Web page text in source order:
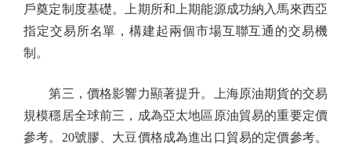
戶奠定制度基礎。上期所和上期能源成功納入馬來西亞
指定交易所名單，構建起兩個市場互聯互通的交易機
制。
第三，價格影響力顯著提升。上海原油期貨的交易
規模穩居全球前三，成為亞太地區原油貿易的重要定價
參考。20號膠、大豆價格成為進出口貿易的定價參考。